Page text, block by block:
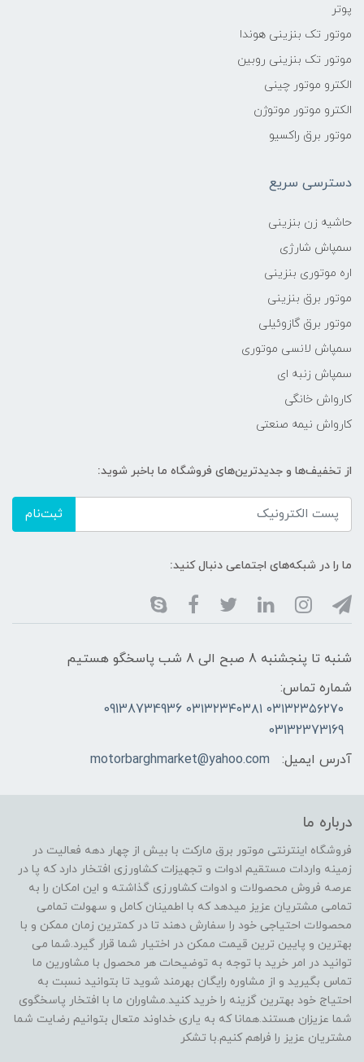
پوتر
موتور تک بنزینی هوندا
موتور تک بنزینی روبین
الکترو موتور چینی
الکترو موتور موتوژن
موتور برق راکسیو
دسترسی سریع
حاشیه زن بنزینی
سمپاش شارژی
اره موتوری بنزینی
موتور برق بنزینی
موتور برق گازوئیلی
سمپاش لانسی موتوری
سمپاش زنبه ای
کارواش خانگی
کارواش نیمه صنعتی
از تخفیف‌ها و جدیدترین‌های فروشگاه ما باخبر شوید:
ثبت‌نام
ما را در شبکه‌های اجتماعی دنبال کنید:
شنبه تا پنجشنبه 8 صبح الی 8 شب پاسخگو هستیم
شماره تماس:
۰۳۱۳۲۳۵۶۲۷۰ ۰۳۱۳۲۳۴۰۳۸۱ 09138734936
03132373169
آدرس ایمیل:
motorbarghmarket@yahoo.com
درباره ما
فروشگاه اینترنتی موتور برق مارکت با بیش از چهار دهه فعالیت در
زمینه واردات مستقیم ادوات و تجهیزات کشاورزی افتخار دارد که پا در
عرصه فروش محصولات و ادوات کشاورزی گذاشته و این امکان را به
تمامی مشتریان عزیز میدهد که با اطمینان کامل و سهولت تمامی
محصولات احتیاجی خود را سفارش دهند تا در کمترین زمان ممکن و با
بهترین و پایین ترین قیمت ممکن در اختیار شما قرار گیرد.شما می
توانید در امر خرید با توجه به توضیحات هر محصول با مشاورین ما
تماس بگیرید و از مشاوره رایگان بهرمند شوید تا بتوانید نسبت به
احتیاج خود بهترین گزینه را خرید کنید.مشاوران ما با افتخار پاسخگوی
شما عزیزان هستند.همانا که به یاری خداوند متعال بتوانیم رضایت شما
مشتریان عزیز را فراهم کنیم.با تشکر